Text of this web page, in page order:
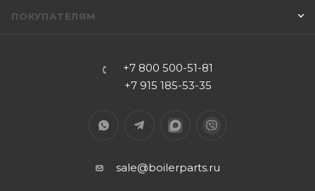
ПОКУПАТЕЛЯМ
+7 800 500-51-81
+7 915 185-53-35
sale@boilerparts.ru